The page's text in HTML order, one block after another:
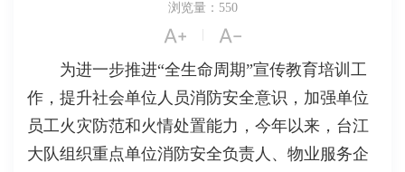
浏览量：550
 | 
为进一步推进“全生命周期”宣传教育培训工
作，提升社会单位人员消防安全意识，加强单位
员工火灾防范和火情处置能力，今年以来，台江
大队组织重点单位消防安全负责人、物业服务企